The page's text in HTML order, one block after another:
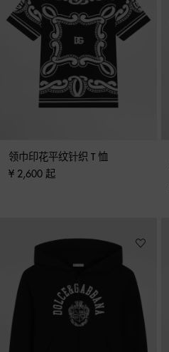
领巾印花平纹针织 T 恤
¥ 2,600 起